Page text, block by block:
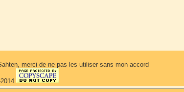
merci de ne pas les utiliser sans mon accord